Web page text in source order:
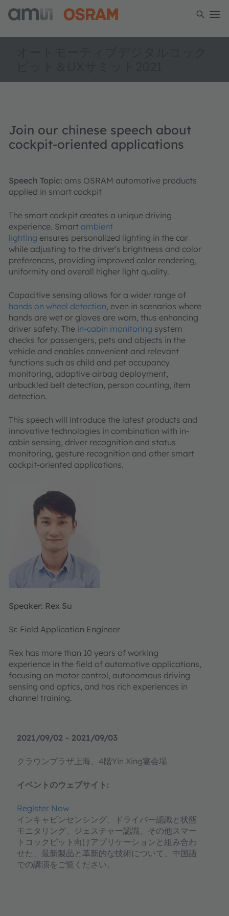
2021/09/02 - 2021/09/03
クラウンプラザ上海、4階Yin Xing宴会場
イベントのウェブサイト:
Register Now
インキャビンセンシング、ドライバー認識と状態
モニタリング、ジェスチャー認識、その他スマー
トコックピット向けアプリケーションと組み合わ
せた、最新製品と革新的な技術について、中国語
での講演をご覧ください。
Join our chinese speech about
cockpit-oriented applications
Speech Topic: ams OSRAM automotive products
applied in smart cockpit
The smart cockpit creates a unique driving
experience. Smart ambient
lighting ensures personalized lighting in the car
while adjusting to the driver's brightness and color
preferences, providing improved color rendering,
uniformity and overall higher light quality.
Capacitive sensing allows for a wider range of
hands on wheel detection, even in scenarios where
hands are wet or gloves are worn, thus enhancing
driver safety. The in-cabin monitoring system
checks for passengers, pets and objects in the
vehicle and enables convenient and relevant
functions such as child and pet occupancy
monitoring, adaptive airbag deployment,
unbuckled belt detection, person counting, item
detection.
This speech will introduce the latest products and
innovative technologies in combination with in-
cabin sensing, driver recognition and status
monitoring, gesture recognition and other smart
cockpit-oriented applications.
Speaker: Rex Su
Sr. Field Application Engineer
Rex has more than 10 years of working
experience in the field of automotive applications,
focusing on motor control, autonomous driving
sensing and optics, and has rich experiences in
channel training.